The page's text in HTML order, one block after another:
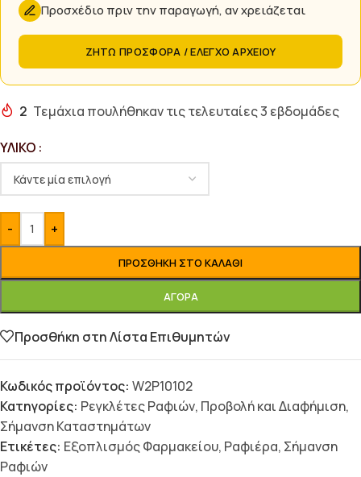
Προσχέδιο πριν την παραγωγή, αν χρειάζεται
ΖΗΤΩ ΠΡΟΣΦΟΡΑ / ΕΛΕΓΧΟ ΑΡΧΕΙΟΥ
2 Τεμάχια πουλήθηκαν τις τελευταίες 3 εβδομάδες
ΥΛΙΚΌ
- +
ΠΡΟΣΘΉΚΗ ΣΤΟ ΚΑΛΆΘΙ
ΑΓΟΡΆ
Προσθήκη στη Λίστα Επιθυμητών
Κωδικός προϊόντος: W2P10102
Κατηγορίες: Ρεγκλέτες Ραφιών, Προβολή και Διαφήμιση,
Σήμανση Καταστημάτων
Ετικέτες: Εξοπλισμός Φαρμακείου, Ραφιέρα, Σήμανση
Ραφιών